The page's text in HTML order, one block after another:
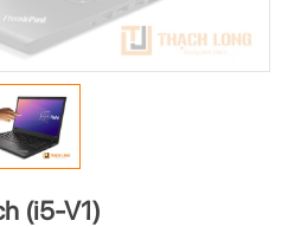
(i5-V1)